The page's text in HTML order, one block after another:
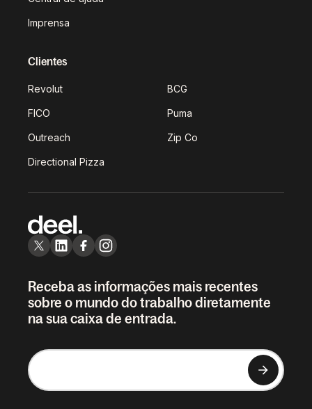
Imprensa
Clientes
Revolut BCG
FICO Puma
Outreach Zip Co
Directional Pizza
Receba as informações mais recentes
sobre o mundo do trabalho diretamente
na sua caixa de entrada.